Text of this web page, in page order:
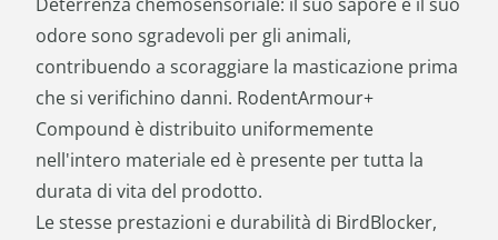
odore sono sgradevoli per gli animali,
contribuendo a scoraggiare la masticazione prima
che si verifichino danni. RodentArmour+
Compound è distribuito uniformemente
nell'intero materiale ed è presente per tutta la
durata di vita del prodotto.
Le stesse prestazioni e durabilità di BirdBlocker,